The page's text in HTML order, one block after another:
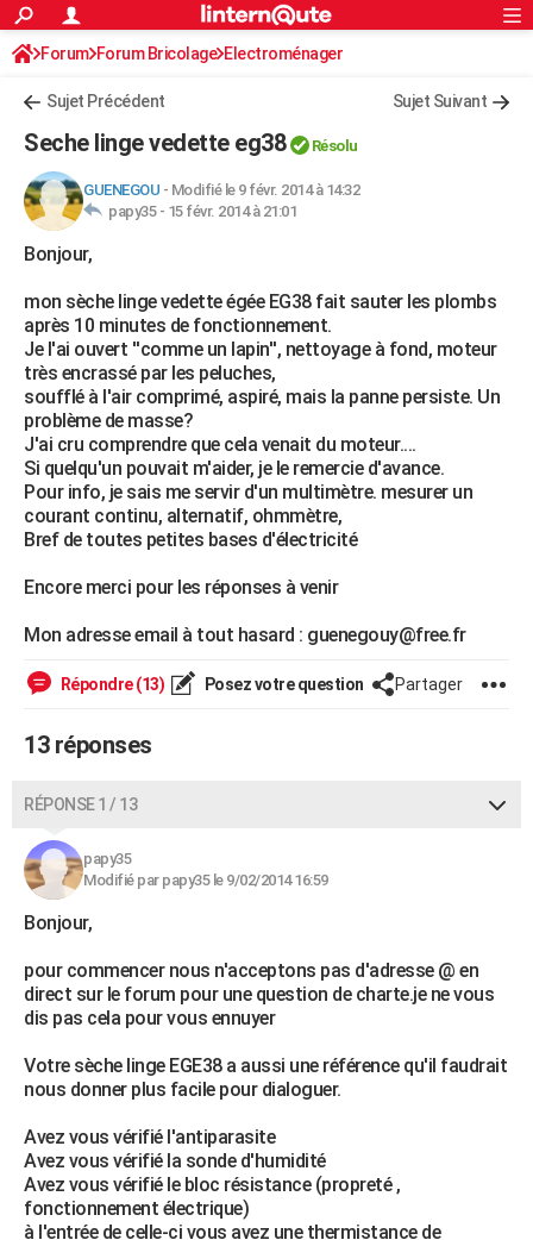
ACTUALITÉS
Politique
Société
Faits Divers
Education
Monde
Villes
+
FINANCE
Retraite
Impôts
Epargne
Immobilier
Risques naturels par ville
Banque
Assurance
Crédit
AUTO
Essais
Réserver un essai
Citadines
Berlines
SUV
Forum auto
+HIGH-TECH
Mobiles
Meilleur smartphone
Internet
Ordinateurs
Jeux vidéo
Guide high-tech
+BRICOLAGE
Forum
Aménagement intérieur
Extérieur
Cuisine
Salle de bains
Jardinage
Rangement
WEEK-END
Guides de France
Escapades
Patrimoine
Expositions
Musées
Week-end nature
LIFESTYLE
Art de vivre
Bien-être
Loisirs
ModeModes de vie
SANTE
Alimentation
Guide de la santé
Maladies
Médicaments
Sommeil
VOYAGE
Carte de Noël
Carte Bonne année
Carte Saint-Valentin
Carte Pâques
Carte d'anniversaire
DICTIONNAIRE
Dictionnaire
Biographies
Citations
Expressions
Proverbes
PROGRAMME TV
COPAINS D'AVANT
S'inscrire
Se connecter
Lycées
Collèges
Primaires
Universités
Entreprises
Service militaire
Avis de recherche
AVIS DE DÉCÈS
Bricolage
Lifestyle
Culture
Sport
Auto
Television
Voyage
Cinema
S'inscrire
Connexion
Forum Forum Bricolage Electroménager
Sujet Précédent Sujet Suivant
Seche linge vedette eg38 Résolu
GUENEGOU - Modifié le 9 févr. 2014 à 14:32
papy35 - 15 févr. 2014 à 21:01
Bonjour,
mon sèche linge vedette égée EG38 fait sauter les plombs
après 10 minutes de fonctionnement.
Je l'ai ouvert ''comme un lapin'', nettoyage à fond, moteur
très encrassé par les peluches,
soufflé à l'air comprimé, aspiré, mais la panne persiste. Un
problème de masse?
J'ai cru comprendre que cela venait du moteur....
Si quelqu'un pouvait m'aider, je le remercie d'avance.
Pour info, je sais me servir d'un multimètre. mesurer un
courant continu, alternatif, ohmmètre,
Bref de toutes petites bases d'électricité
Encore merci pour les réponses à venir
Mon adresse email à tout hasard : guenegouy@free.fr
Répondre (13) Posez votre question Partager
13 réponses
RÉPONSE 1 / 13
papy35
Modifié par papy35 le 9/02/2014 16:59
Bonjour,
pour commencer nous n'acceptons pas d'adresse @ en
direct sur le forum pour une question de charte.je ne vous
dis pas cela pour vous ennuyer
Votre sèche linge EGE38 a aussi une référence qu'il faudrait
nous donner plus facile pour dialoguer.
Avez vous vérifié l'antiparasite
Avez vous vérifié la sonde d'humidité
Avez vous vérifié le bloc résistance (propreté ,
fonctionnement électrique)
à l'entrée de celle-ci vous avez une thermistance de